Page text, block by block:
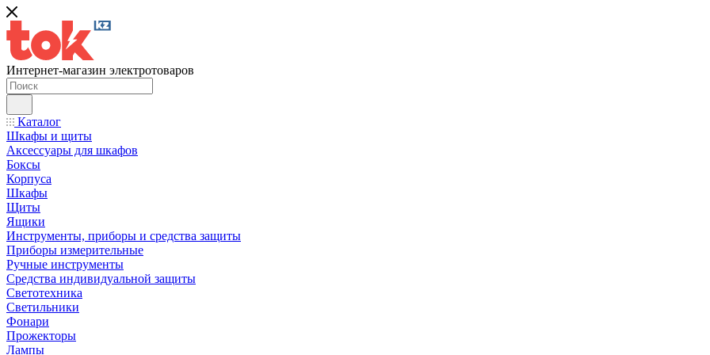
Интернет-магазин электротоваров
Каталог
Шкафы и щиты
Аксессуары для шкафов
Боксы
Корпуса
Шкафы
Щиты
Ящики
Инструменты, приборы и средства защиты
Приборы измерительные
Ручные инструменты
Средства индивидуальной защиты
Светотехника
Светильники
Фонари
Прожекторы
Лампы